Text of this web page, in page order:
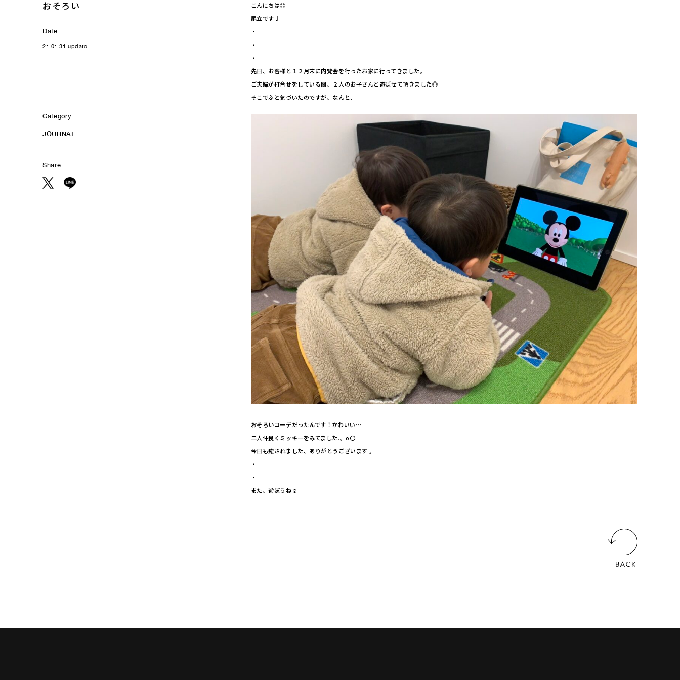
おそろい
Date
21.01.31 update.
Category
JOURNAL
Share
こんにちは◎
尾立です♩
・
・
・
先日、お客様と１２月末に内覧会を行ったお家に行ってきました。
ご夫婦が打合せをしている間、２人のお子さんと遊ばせて頂きました◎
そこでふと気づいたのですが、なんと、
おそろいコーデだったんです！かわいい…
二人仲良くミッキーをみてました.。o〇
今日も癒されました、ありがとうございます♩
・
・
また、遊ぼうね☺